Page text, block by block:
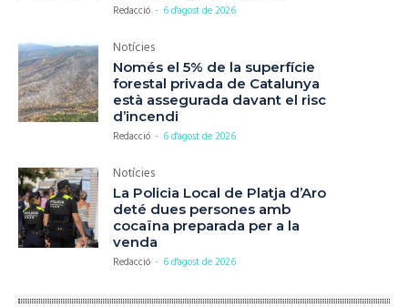
Redacció - 6 d'agost de 2026
Notícies
Només el 5% de la superfície
forestal privada de Catalunya
està assegurada davant el risc
d’incendi
Redacció - 6 d'agost de 2026
Notícies
La Policia Local de Platja d’Aro
deté dues persones amb
cocaïna preparada per a la
venda
Redacció - 6 d'agost de 2026